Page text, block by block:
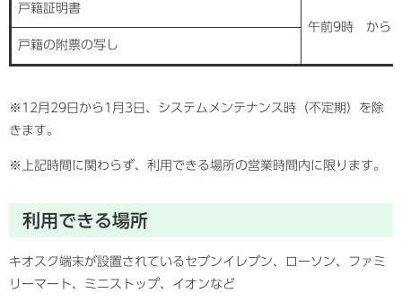
戸籍証明書
午前9時 から
戸籍の附票の写し
※12月29日から1月3日、システムメンテナンス時（不定期）を除
きます。
※上記時間に関わらず、利用できる場所の営業時間内に限ります。
利用できる場所
キオスク端末が設置されているセブンイレブン、ローソン、ファミ
リーマート、ミニストップ、イオンなど